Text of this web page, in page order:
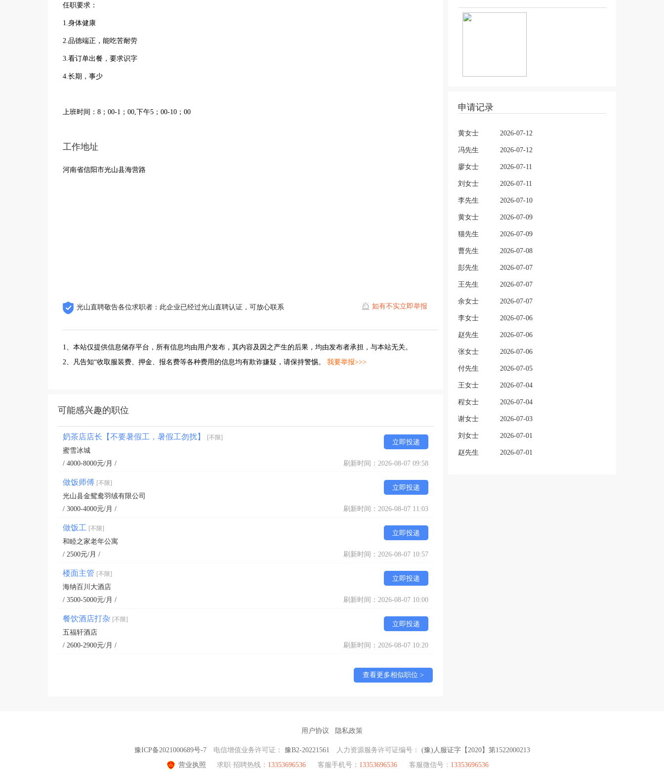
任职要求：
1.身体健康
2.品德端正，能吃苦耐劳
3.看订单出餐，要求识字
4.长期，事少
上班时间：8；00-1；00,下午5；00-10；00
工作地址
河南省信阳市光山县海营路
光山直聘敬告各位求职者：此企业已经过光山直聘认证，可放心联系 如有不实立即举报
1、本站仅提供信息储存平台，所有信息均由用户发布，其内容及因之产生的后果，均由发布者承担，与本站无关。
2、凡告知“收取服装费、押金、报名费等各种费用的信息均有欺诈嫌疑，请保持警惕。 我要举报>>>
可能感兴趣的职位
奶茶店店长【不要暑假工，暑假工勿扰】 [不限]
立即投递
蜜雪冰城
/ 4000-8000元/月 /
刷新时间：2026-08-07 09:58
做饭师傅 [不限]
立即投递
光山县金鸳鸯羽绒有限公司
/ 3000-4000元/月 /
刷新时间：2026-08-07 11:03
做饭工 [不限]
立即投递
和睦之家老年公寓
/ 2500元/月 /
刷新时间：2026-08-07 10:57
楼面主管 [不限]
立即投递
海纳百川大酒店
/ 3500-5000元/月 /
刷新时间：2026-08-07 10:00
餐饮酒店打杂 [不限]
立即投递
五福轩酒店
/ 2600-2900元/月 /
刷新时间：2026-08-07 10:20
查看更多相似职位 >
申请记录
黄女士 2026-07-12
冯先生 2026-07-12
廖女士 2026-07-11
刘女士 2026-07-11
李先生 2026-07-10
黄女士 2026-07-09
猫先生 2026-07-09
曹先生 2026-07-08
彭先生 2026-07-07
王先生 2026-07-07
余女士 2026-07-07
李女士 2026-07-06
赵先生 2026-07-06
张女士 2026-07-06
付先生 2026-07-05
王女士 2026-07-04
程女士 2026-07-04
谢女士 2026-07-03
刘女士 2026-07-01
赵先生 2026-07-01
用户协议 隐私政策
豫ICP备2021000689号-7 电信增值业务许可证： 豫B2-20221561 人力资源服务许可证编号： (豫)人服证字【2020】第1522000213
营业执照
求职·招聘热线： 13353696536 客服手机号： 13353696536 客服微信号： 13353696536